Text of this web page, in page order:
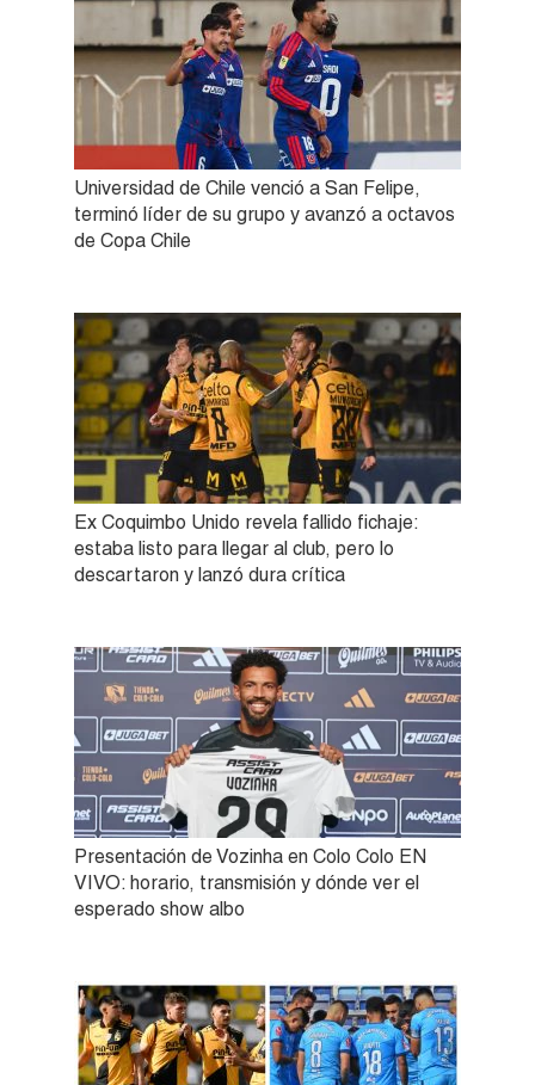
Universidad de Chile venció a San Felipe,
terminó líder de su grupo y avanzó a octavos
de Copa Chile
Ex Coquimbo Unido revela fallido fichaje:
estaba listo para llegar al club, pero lo
descartaron y lanzó dura crítica
Presentación de Vozinha en Colo Colo EN
VIVO: horario, transmisión y dónde ver el
esperado show albo